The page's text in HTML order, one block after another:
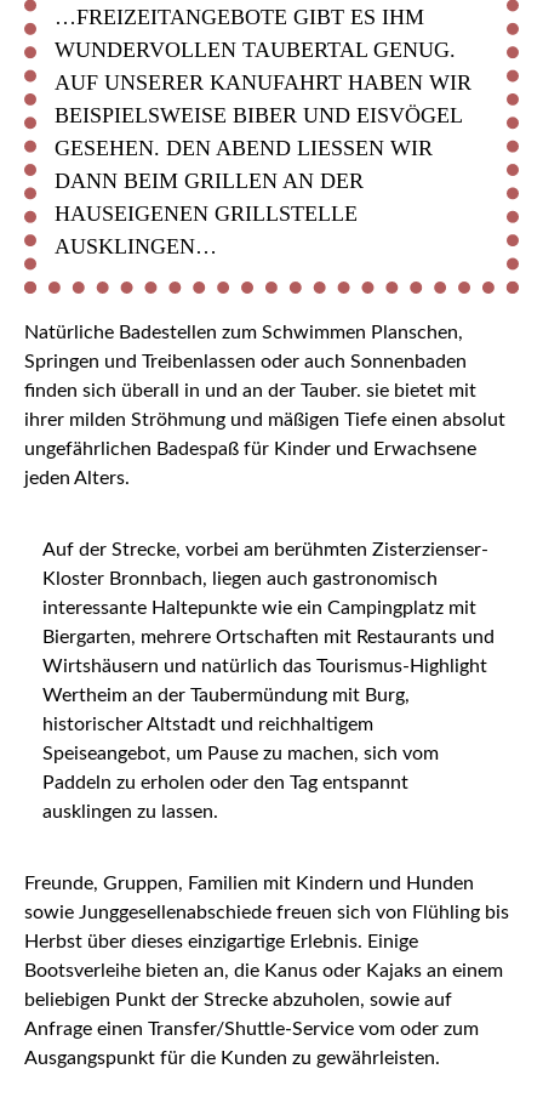
…FREIZEITANGEBOTE GIBT ES IHM
WUNDERVOLLEN TAUBERTAL GENUG.
AUF UNSERER KANUFAHRT HABEN WIR
BEISPIELSWEISE BIBER UND EISVÖGEL
GESEHEN. DEN ABEND LIESSEN WIR D
ANN BEIM GRILLEN AN DER H
AUSEIGENEN GRILLSTELLE A
USKLINGEN…
Natürliche Badestellen zum Schwimmen Planschen,
Springen und Treibenlassen oder auch Sonnenbaden
finden sich überall in und an der Tauber. sie bietet mit
ihrer milden Ströhmung und mäßigen Tiefe einen absolut
ungefährlichen Badespaß für Kinder und Erwachsene
jeden Alters.
Auf der Strecke, vorbei am berühmten Zisterzienser-
Kloster Bronnbach, liegen auch gastronomisch
interessante Haltepunkte wie ein Campingplatz mit
Biergarten, mehrere Ortschaften mit Restaurants und
Wirtshäusern und natürlich das Tourismus-Highlight
Wertheim an der Taubermündung mit Burg,
historischer Altstadt und reichhaltigem
Speiseangebot, um Pause zu machen, sich vom
Paddeln zu erholen oder den Tag entspannt
ausklingen zu lassen.
Freunde, Gruppen, Familien mit Kindern und Hunden
sowie Junggesellenabschiede freuen sich von Flühling bis
Herbst über dieses einzigartige Erlebnis. Einige
Bootsverleihe bieten an, die Kanus oder Kajaks an einem
beliebigen Punkt der Strecke abzuholen, sowie auf
Anfrage einen Transfer/Shuttle-Service vom oder zum
Ausgangspunkt für die Kunden zu gewährleisten.